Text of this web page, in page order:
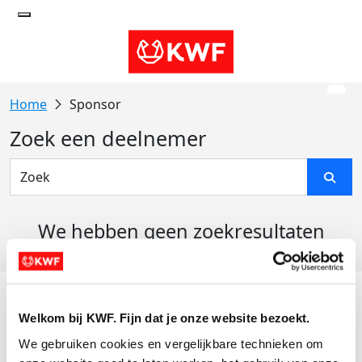
Welkom bij KWF. Fijn dat je onze website bezoekt.
We gebruiken cookies en vergelijkbare technieken om
Sponsor
Zoek een deelnemer
We hebben geen zoekresultaten
Actiematerialen
Evenementen